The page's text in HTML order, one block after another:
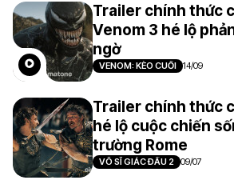
Trailer chính thức
Venom 3 hé lộ
ngờ
VENOM: KÈO CUỐI 14/09
Trailer chính thức
hé lộ cuộc chiến
trường Rome
VÕ SĨ GIÁC ĐẤU 2 09/07